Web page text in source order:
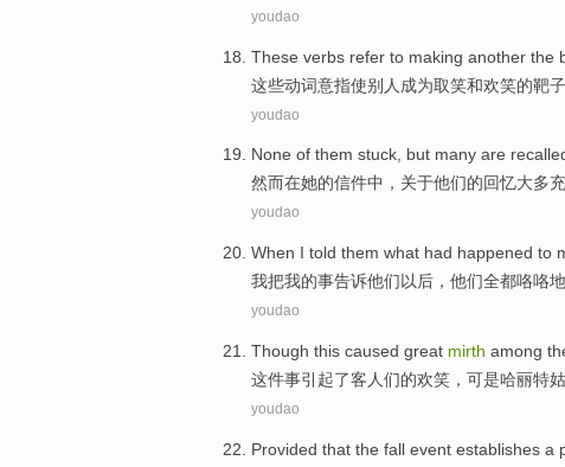
youdao
These verbs refer to making another the
这些动词意指使别人 成为取笑和欢笑的靶子
youdao
None of them stuck, but many are
然而在她的信件中，关于他们的回忆大多
youdao
When I told them what had happened to
我把我的事告诉他们以后， 他们全都咯咯
youdao
Though this caused great mirth among
这件事引起了客人们的欢笑 ，可是哈丽特
youdao
Provided that the fall event establishes a